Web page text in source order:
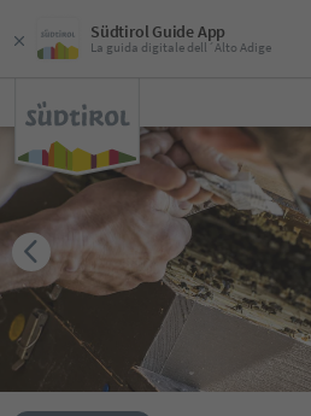
Südtirol Guide App
La guida digitale dell´Alto Adige